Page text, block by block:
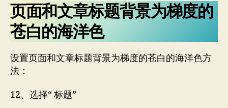
页面和文章标题背景为梯度的
苍白的海洋色
设置页面和文章标题背景为梯度的苍白的海洋色方
法：
12、选择“ 标题”